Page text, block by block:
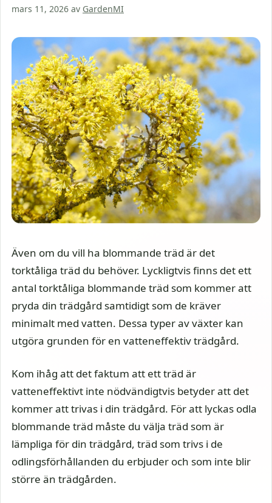
mars 11, 2026 av GardenMI
Även om du vill ha blommande träd är det
torktåliga träd du behöver. Lyckligtvis finns det ett
antal torktåliga blommande träd som kommer att
pryda din trädgård samtidigt som de kräver
minimalt med vatten. Dessa typer av växter kan
utgöra grunden för en vatteneffektiv trädgård.
Kom ihåg att det faktum att ett träd är
vatteneffektivt inte nödvändigtvis betyder att det
kommer att trivas i din trädgård. För att lyckas odla
blommande träd måste du välja träd som är
lämpliga för din trädgård, träd som trivs i de
odlingsförhållanden du erbjuder och som inte blir
större än trädgården.